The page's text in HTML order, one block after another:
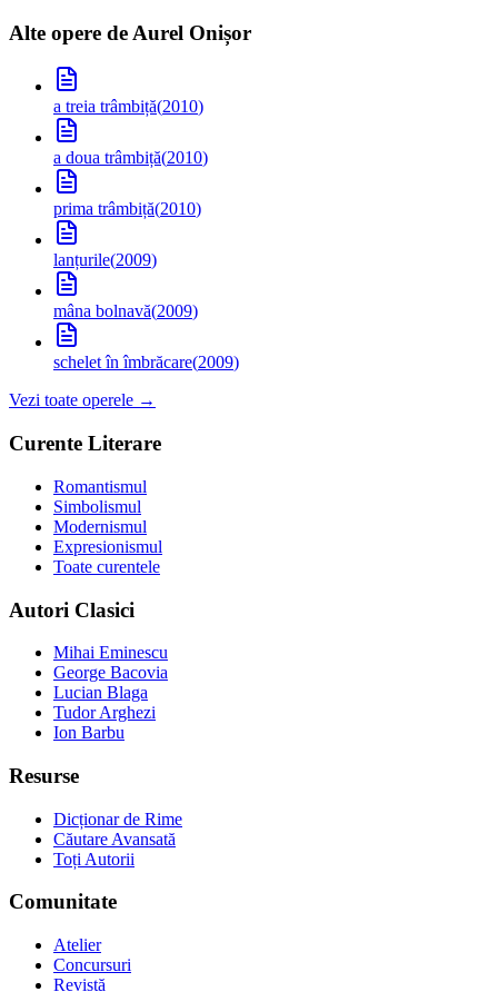
Alte opere de Aurel Onișor
a treia trâmbiță(2010)
a doua trâmbiță(2010)
prima trâmbiță(2010)
lanțurile(2009)
mâna bolnavă(2009)
schelet în îmbrăcare(2009)
Vezi toate operele →
Curente Literare
Romantismul
Simbolismul
Modernismul
Expresionismul
Toate curentele
Autori Clasici
Mihai Eminescu
George Bacovia
Lucian Blaga
Tudor Arghezi
Ion Barbu
Resurse
Dicționar de Rime
Căutare Avansată
Toți Autorii
Comunitate
Atelier
Concursuri
Revistă